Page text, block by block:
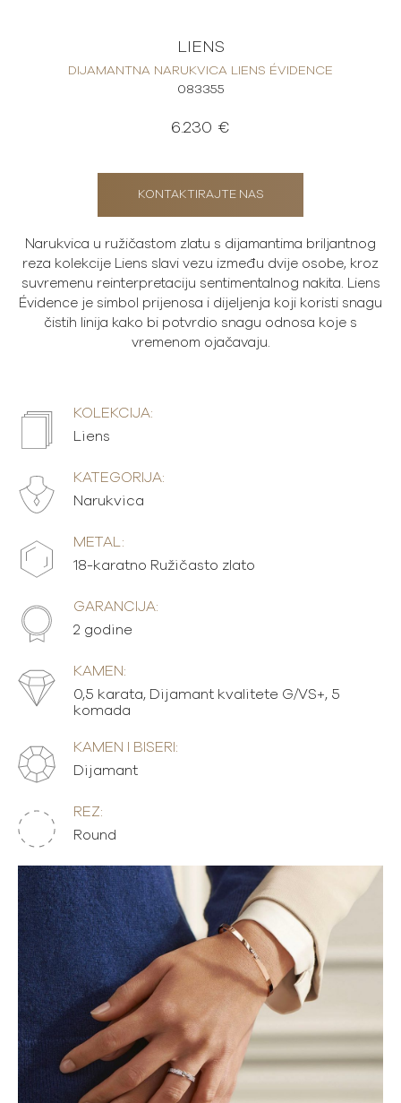
LIENS
DIJAMANTNA NARUKVICA LIENS ÉVIDENCE
083355
6.230 €
KONTAKTIRAJTE NAS
Narukvica u ružičastom zlatu s dijamantima briljantnog
reza kolekcije Liens slavi vezu između dvije osobe, kroz
suvremenu reinterpretaciju sentimentalnog nakita. Liens
Évidence je simbol prijenosa i dijeljenja koji koristi snagu
čistih linija kako bi potvrdio snagu odnosa koje s
vremenom ojačavaju.
KOLEKCIJA:
Liens
KATEGORIJA:
Narukvica
METAL:
18-karatno Ružičasto zlato
GARANCIJA:
2 godine
KAMEN:
0,5 karata, Dijamant kvalitete G/VS+, 5
komada
KAMEN I BISERI:
Dijamant
REZ:
Round